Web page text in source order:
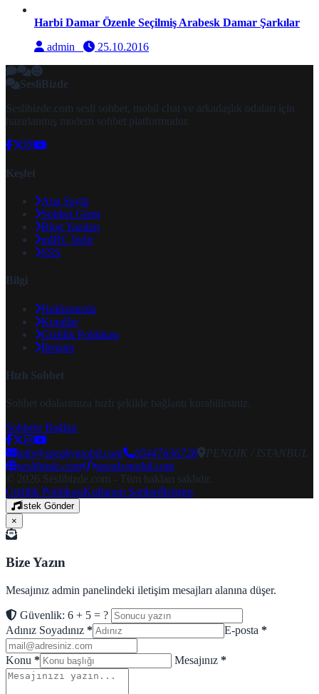
Harbi Damar Özenle Seçilmiş Arabesk Damar Şarkılar
admin
25.10.2016
SesliBizde
Seslibizde.com sesli sohbet, mobil chat ve arkadaşlık odaları için
hazırlanmış modern sohbet platformudur.
Keşfet
Ana Sayfa
Sohbet Girişi
Blog Yazıları
mIRC İndir
SSS
Bilgi
Hakkımızda
Kurallar
Gizlilik Politikası
İletişim
Hızlı Sohbet
Sohbet odalarımıza hızlı şekilde bağlantı kurabilirsiniz.
Sohbete Bağlan
info@speakymobil.com 05447636728
PENDİK / İSTANBUL
seslibizde.com
speakymobil.com
© 2026 Seslibizde.com - Tüm hakları saklıdır.
Gizlilik PolitikasıKullanım Şartlarıİletişim
İstek Gönder
×
Bize Yazın
Mesajınız admin panelindeki iletişim mesajları alanına düşer.
Güvenlik: 6 + 5 = ?
Adınız Soyadınız * E-posta *
Konu * Mesajınız *